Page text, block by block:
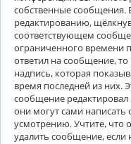
собственные сообщения.
редактированию,
соответствующем
ограниченного времени
ответил на сообщение,
надпись, которая
время последней из них.
сообщение
они могут сами
усмотрению. Учтите, что
удалить сообщение, если